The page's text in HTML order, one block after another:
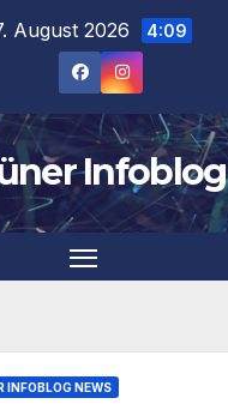
August 2026 4:09
Infoblog
INFOBLOG NEWS